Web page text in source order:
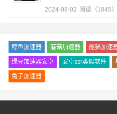
2024-08-02 阅读（1845）
鲸鱼加速器 蘑菇加速器 能猫加速
绿豆加速器安卓 安卓ssr类似软件
兔子加速器